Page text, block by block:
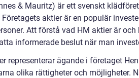
& Mauritz) är ett svenskt
Företagets aktier är en populär
Att förstå vad HM aktier är
informerade beslut när man
representerar ägande i företaget
olika rättigheter och möjligheter.